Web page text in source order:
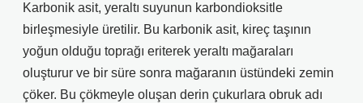
Karbonik asit, yeraltı suyunun karbondioksitle
birleşmesiyle üretilir. Bu karbonik asit, kireç taşının
yoğun olduğu toprağı eriterek yeraltı mağaraları
oluşturur ve bir süre sonra mağaranın üstündeki zemin
çöker. Bu çökmeyle oluşan derin çukurlara obruk adı